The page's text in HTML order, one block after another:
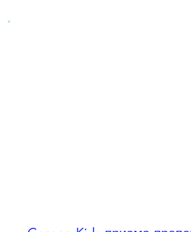
Какво